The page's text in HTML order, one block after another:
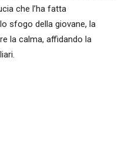
che l’ha fatta
sfogo della giovane, la
la calma, affidando la